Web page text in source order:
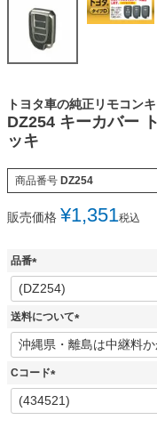
トヨタ車の純正リモコン
DZ254 キーカバー
ッキ
商品番号 DZ254
販売価格 ¥1,351税込
品番
(
必
須
送料について
(
必
Cコード
(
必